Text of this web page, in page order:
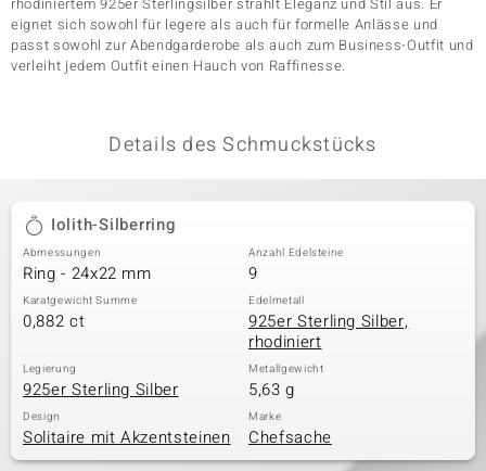
eignet sich sowohl für legere als auch für formelle Anlässe und
passt sowohl zur Abendgarderobe als auch zum Business-Outfit und
verleiht jedem Outfit einen Hauch von Raffinesse.
Details des Schmuckstücks
Iolith-Silberring
Abmessungen
Ring - 24x22 mm
Anzahl Edelsteine
9
Karatgewicht Summe
0,882 ct
Edelmetall
925er Sterling Silber,
rhodiniert
Legierung
925er Sterling Silber
Metallgewicht
5,63 g
Design
Solitaire mit Akzentsteinen
Marke
Chefsache